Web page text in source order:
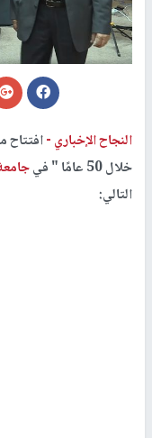
النجاح الإخباري -افتتاح
خلال 50 عامًا " في
التالي: